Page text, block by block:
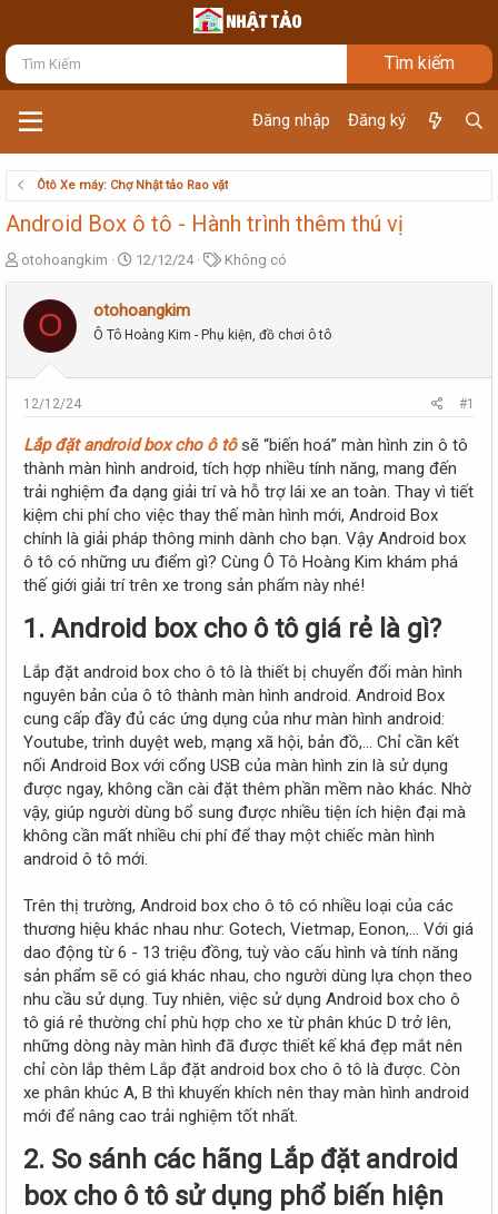
Đăng nhập Đăng ký
Ôtô Xe máy: Chợ Nhật tảo Rao vặt
Android Box ô tô - Hành trình thêm thú vị
T
h
e
a
s
e
otohoangkim
N
g
y
g
i
12/12/24
T
ừ
ó
Không có
O otohoangkim
Ô Tô Hoàng Kim - Phụ kiện, đồ chơi ô tô
12/12/24 #1
Lắp đặt android box cho ô tôsẽ “biến hoá” màn hình zin ô tô
thành màn hình android, tích hợp nhiều tính năng, mang đến
trải nghiệm đa dạng giải trí và hỗ trợ lái xe an toàn. Thay vì tiết
kiệm chi phí cho việc thay thế màn hình mới, Android Box
chính là giải pháp thông minh dành cho bạn. Vậy Android box
ô tô có những ưu điểm gì? Cùng Ô Tô Hoàng Kim khám phá
thế giới giải trí trên xe trong sản phẩm này nhé!
1. Android box cho ô tô giá rẻ là gì?
Lắp đặt android box cho ô tô là thiết bị chuyển đổi màn hình
nguyên bản của ô tô thành màn hình android. Android Box
cung cấp đầy đủ các ứng dụng của như màn hình android:
Youtube, trình duyệt web, mạng xã hội, bản đồ,... Chỉ cần kết
nối Android Box với cổng USB của màn hình zin là sử dụng
được ngay, không cần cài đặt thêm phần mềm nào khác. Nhờ
vậy, giúp người dùng bổ sung được nhiều tiện ích hiện đại mà
không cần mất nhiều chi phí để thay một chiếc màn hình
android ô tô mới.
Trên thị trường, Android box cho ô tô có nhiều loại của các
thương hiệu khác nhau như: Gotech, Vietmap, Eonon,... Với giá
dao động từ 6 - 13 triệu đồng, tuỳ vào cấu hình và tính năng
sản phẩm sẽ có giá khác nhau, cho người dùng lựa chọn theo
nhu cầu sử dụng. Tuy nhiên, việc sử dụng Android box cho ô
tô giá rẻ thường chỉ phù hợp cho xe từ phân khúc D trở lên,
những dòng này màn hình đã được thiết kế khá đẹp mắt nên
chỉ còn lắp thêm Lắp đặt android box cho ô tô là được. Còn
xe phân khúc A, B thì khuyến khích nên thay màn hình android
mới để nâng cao trải nghiệm tốt nhất.
2. So sánh các hãng Lắp đặt android
box cho ô tô sử dụng phổ biến hiện